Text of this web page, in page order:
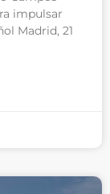
impulsar
Madrid, 21